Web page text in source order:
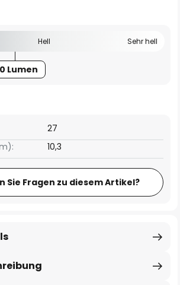
Hell Sehr hell
Lumen
27
10,3
Sie Fragen zu diesem Artikel?